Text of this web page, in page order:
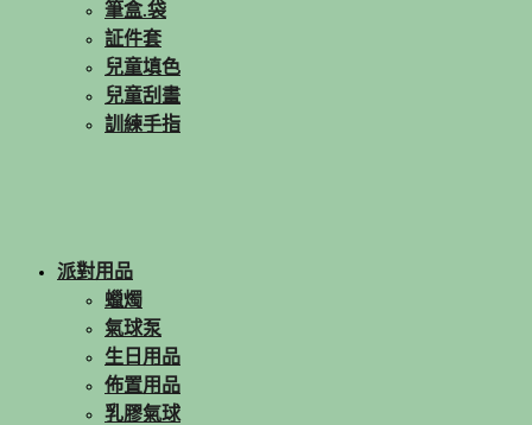
筆盒.袋
証件套
兒童填色
兒童刮畫
訓練手指
派對用品
蠟燭
氣球泵
生日用品
佈置用品
乳膠氣球